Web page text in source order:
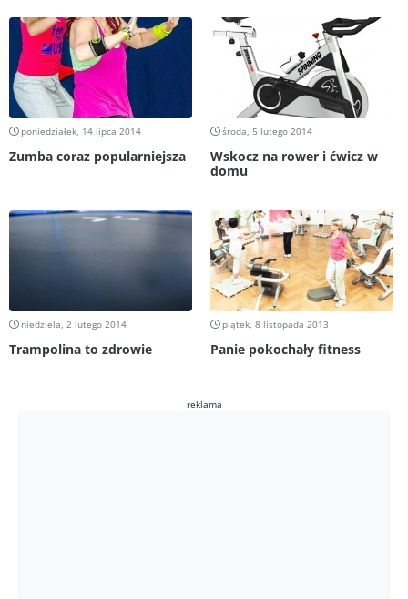
poniedziałek, 14 lipca 2014
Zumba coraz popularniejsza
środa, 5 lutego 2014
Wskocz na rower i ćwicz w
domu
niedziela, 2 lutego 2014
Trampolina to zdrowie
piątek, 8 listopada 2013
Panie pokochały fitness
reklama